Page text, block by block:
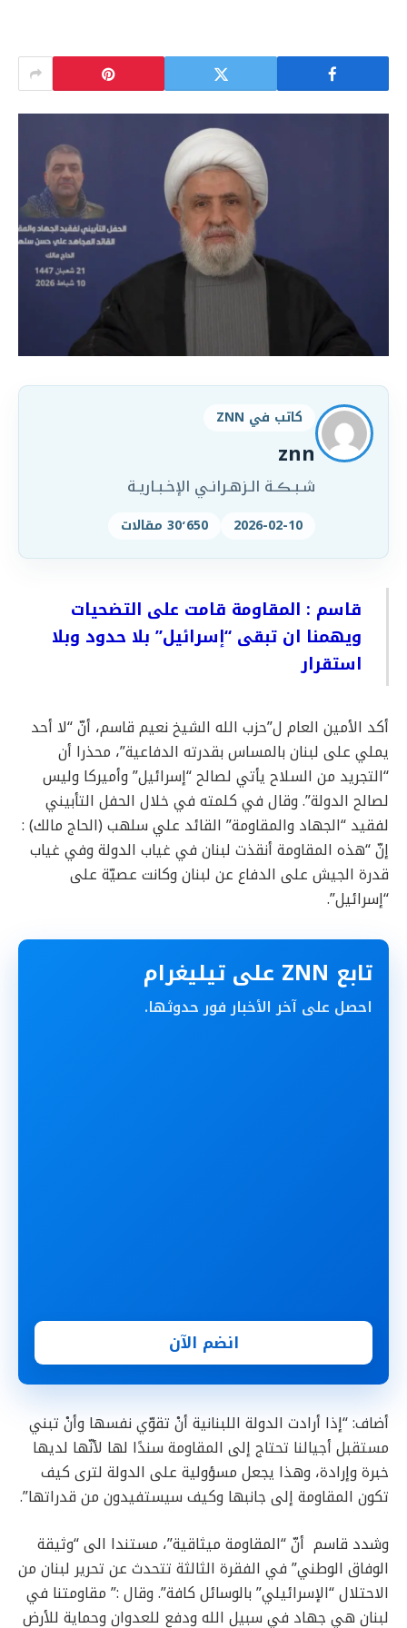
كاتب في ZNN
znn
شـبـڪـة الـزهـرانـي الإخـبـاريـة
2026-02-10 30٬650 مقالات
قاسم : المقاومة قامت على التضحيات
ويهمنا ان تبقى “إسرائيل” بلا حدود وبلا
استقرار
أكد الأمين العام ل”حزب الله الشيخ نعيم قاسم، أنّ “لا أحد
يملي على لبنان بالمساس بقدرته الدفاعية”، محذرا أن
“التجريد من السلاح يأتي لصالح “إسرائيل” وأميركا وليس
لصالح الدولة”. وقال في كلمته في خلال الحفل التأبيني
لفقيد “الجهاد والمقاومة” القائد علي سلهب (الحاج مالك) :
إنّ “هذه المقاومة أنقذت لبنان في غياب الدولة وفي غياب
قدرة الجيش على الدفاع عن لبنان وكانت عصيّة على
“إسرائيل”.
تابع ZNN على تيليغرام
احصل على آخر الأخبار فور حدوثها.
انضم الآن
أضاف: “إذا أرادت الدولة اللبنانية أنْ تقوّي نفسها وأنْ تبني
مستقبل أجيالنا تحتاج إلى المقاومة سندًا لها لأنّها لديها
خبرة وإرادة، وهذا يجعل مسؤولية على الدولة لترى كيف
تكون المقاومة إلى جانبها وكيف سيستفيدون من قدراتها”.
وشدد قاسم أنّ “المقاومة ميثاقية”، مستندا الى “وثيقة
الوفاق الوطني” في الفقرة الثالثة تتحدث عن تحرير لبنان من
الاحتلال “الإسرائيلي” بالوسائل كافة”. وقال :” مقاومتنا في
لبنان هي جهاد في سبيل الله ودفع للعدوان وحماية للأرض